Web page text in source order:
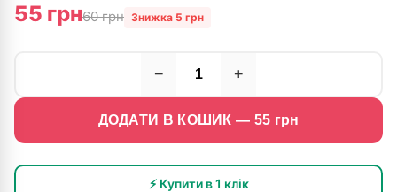
55 грн60 грн Знижка 5 грн
− +
ДОДАТИ В КОШИК — 55 грн
⚡ Купити в 1 клік